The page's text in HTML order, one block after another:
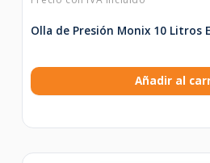
Olla de Presión Monix 10 Litros
Añadir al